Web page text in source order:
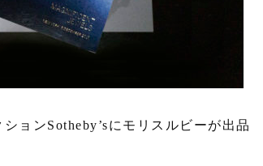
ョンSotheby’sにモリスルビーが出品